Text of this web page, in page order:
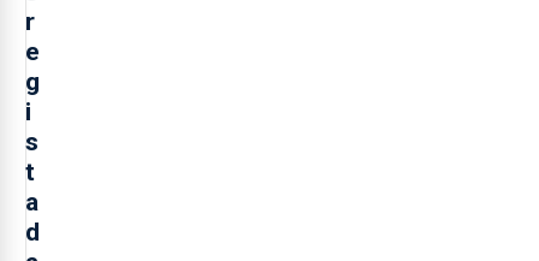
r
e
g
i
s
t
a
d